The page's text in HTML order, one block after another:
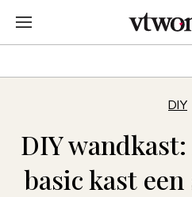
DIY
DIY
basic kast